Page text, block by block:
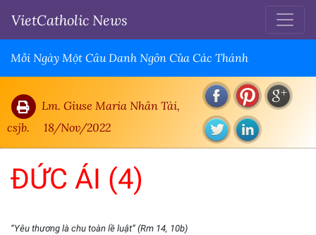
VietCatholic News
Mỗi Ngày Một Câu Danh Ngôn Của Các Thánh
Lm. Giuse Maria Nhân Tài,
csjb.
18/Nov/2022
ĐỨC ÁI (4)
“Yêu thương là chu toàn lề luật” (Rm 14, 10b)